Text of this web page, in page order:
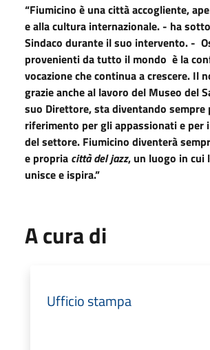
“Fiumicino è una città accogliente,
e alla cultura internazionale. - ha
Sindaco durante il suo intervento. -
provenienti da tutto il mondo è la
vocazione che continua a crescere. Il
grazie anche al lavoro del Museo del
suo Direttore, sta diventando
riferimento per gli appassionati e
del settore. Fiumicino diventerà
e propria città del jazz, un luogo in cui
unisce e ispira.”
A cura di
Ufficio stampa